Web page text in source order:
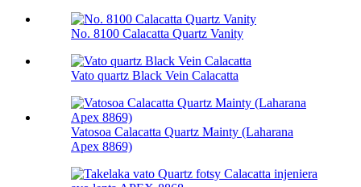
No. 8100 Calacatta Quartz Vanity
Vato quartz Black Vein Calacatta
Vatosoa Calacatta Quartz Mainty (Laharana
Apex 8869)